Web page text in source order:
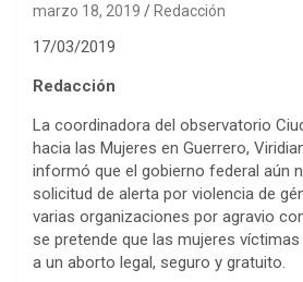
marzo 18, 2019 Redacción
17/03/2019
Redacción
La coordinadora del observatorio
hacia las Mujeres en Guerrero,
informó que el gobierno federal aún
solicitud de alerta por violencia de
varias organizaciones por agravio
se pretende que las mujeres
a un aborto legal, seguro y gratuito.